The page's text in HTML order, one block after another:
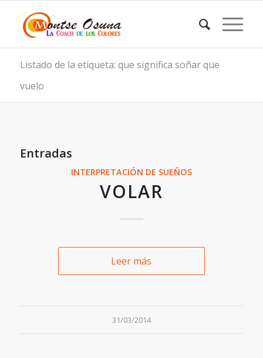
Listado de la etiqueta: que significa soñar que
vuelo
Entradas
INTERPRETACIÓN DE SUEÑOS
VOLAR
Leer más
31/03/2014